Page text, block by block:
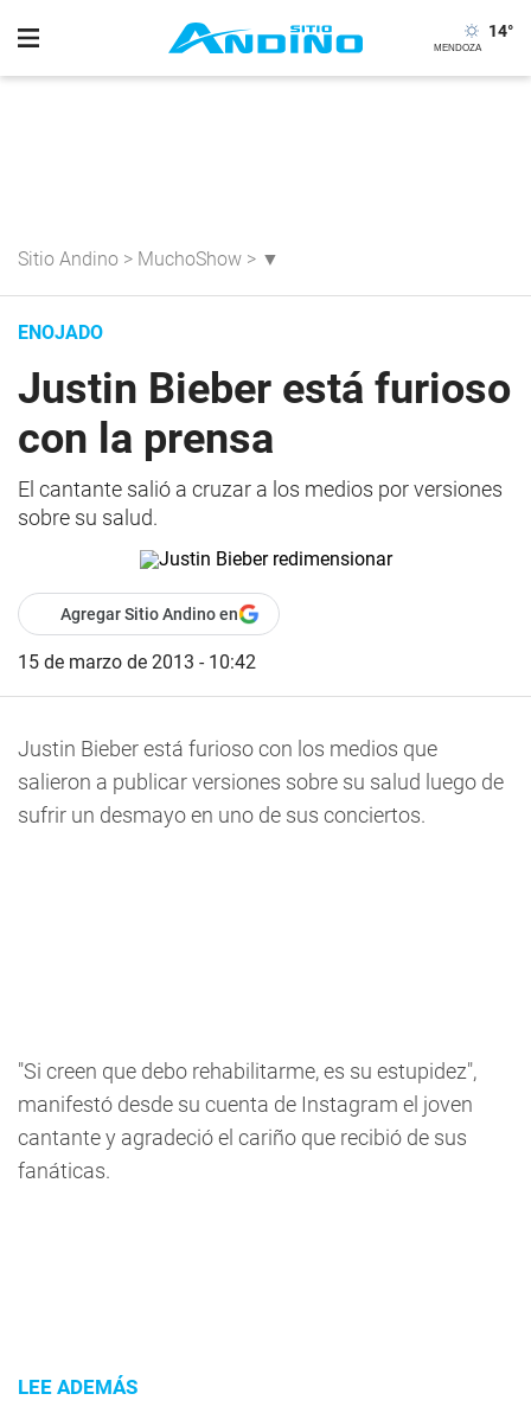
14°
Sitio Andino > MuchoShow > ▼
ENOJADO
Justin Bieber está furioso
con la prensa
El cantante salió a cruzar a los medios por versiones
sobre su salud.
Agregar Sitio Andino en
15 de marzo de 2013 - 10:42
Justin Bieber está furioso con los medios que
salieron a publicar versiones sobre su salud luego de
sufrir un desmayo en uno de sus conciertos.
"Si creen que debo rehabilitarme, es su estupidez",
manifestó desde su cuenta de Instagram el joven
cantante y agradeció el cariño que recibió de sus
fanáticas.
LEE ADEMÁS